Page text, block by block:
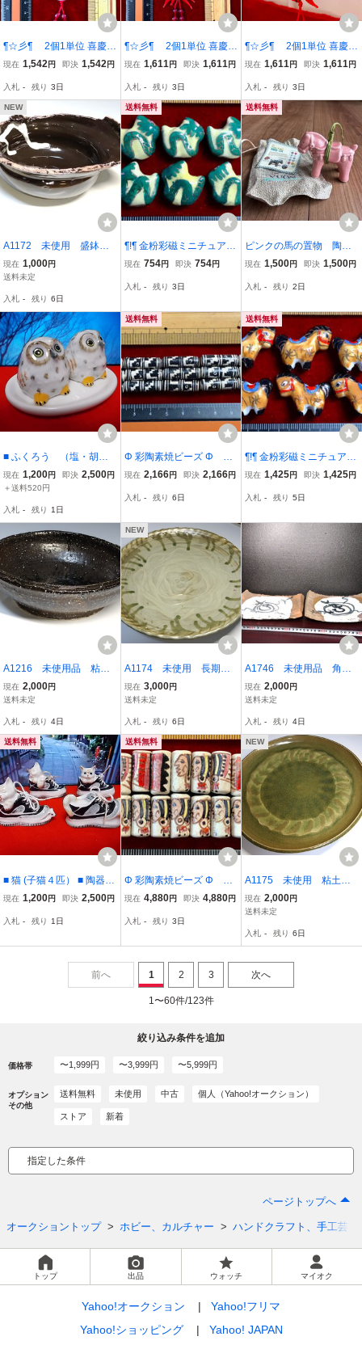
¶☆彡¶ 2個1単位 喜慶パ
ンダ・多子多福のストラ
くてめでたい 掛飾 お守
手芸 お土産 お祝
現在 1,542円 即決 1,542円
入札 - 残り 3日
¶☆彡¶ 2個1単位 喜慶パ
ンダ・多子多福のストラ
くてめでたい 掛飾 お守
手芸 お土産 お祝
現在 1,611 円 即決 1,611 円
入札 - 残り 3日
¶☆彡¶ 2個1単位 喜慶パ
ンダ・多子多福のストラ
くてめでたい 掛飾 お守
手芸 お土産 お祝
現在 1,611円 即決 1,611円
入札 - 残り 3日
NEW
A1172 未使用 盛鉢
粘土工芸完成品 陶芸
粘土工芸 鉢 直径/約18
現在 1,000円
送料未定
入札 - 残り 6日
送料無料
¶!¶ 金粉彩磁ミニチュアワ
ールド - 6個で1単位 干支
模様金粉縁取り 手作り 手
服飾
現在 754円 即決 754円
入札 - 残り 3日
送料無料
ピンクの馬の置物 陶器
製 馬の置物 飾り ブッ
ャーム 置物 キーホルダー
現在 1,500円 即決 1,500円
入札 - 残り 2日
■ ふくろう （塩・胡椒
入れ） ■ 陶器のミニチュ
ア
現在 1,200円 即決 2,500円
＋送料520円
入札 - 残り 1日
送料無料
Φ 彩陶素焼ビーズ Φ 50
玉で1単位 約7×23㎜円
風紋様 手芸 ネックレス
テリア材料
現在 2,166円 即決 2,166円
入札 - 残り 6日
送料無料
¶!¶ 金粉彩磁ミニチュアワ
ールド - 12個で1単位 12
に兵馬俑風馬模様金粉縁
リア 趣味
現在 1,425円 即決 1,425円
入札 - 残り 5日
A1216 未使用品 粘土
工芸完成品 陶芸 大
鉢 花器 メダカ鉢 水
和食器 直径/29×高さ/9c
m
現在 2,000円
送料未定
入札 - 残り 4日
NEW
A1174 未使用 長期保
管品 粘土工芸完成品
粘土工芸 陶芸 美品
現在 3,000円
送料未定
入札 - 残り 6日
A1746 未使用品 角
皿 粘土工芸完成品 珍
品 粘土工芸
現在 2,000円
送料未定
入札 - 残り 4日
送料無料
■ 猫 (子猫４匹） ■ 陶器の
ミニチュア タイ王国製
現在 1,200円 即決 2,500円
入札 - 残り 1日
送料無料
Φ 彩陶素焼ビーズ Φ 10
0玉で1単位 約8㎜×16㎜
アン紋様 手芸 ネックレス
現在 4,880円 即決 4,880円
入札 - 残り 3日
NEW
A1175 未使用 粘土工
芸完成品 大皿陶芸 粘
土工芸 直径/約44cm
現在 2,000円
送料未定
入札 - 残り 6日
前へ 1 2 3 次へ
1〜60件/123件
絞り込み条件を追加
価格帯 〜1,999円 〜3,999円 〜5,999円
オプション
その他
送料無料 未使用 中古 個人（Yahoo!オークション）
ストア 新着
指定した条件
ページトップへ
オークショントップ ホビー、カルチャー ハンドクラフト、手工芸
トップ 出品 ウォッチ マイオク
Yahoo!オークション
Yahoo!フリマ
Yahoo!ショッピング
Yahoo! JAPAN